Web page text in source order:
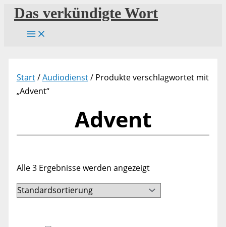
Zum
Inhalt
springen
Das verkündigte Wort
Start/Audiodienst/ Produkte verschlagwortet mit
„Advent“
Advent
Alle 3 Ergebnisse werden angezeigt